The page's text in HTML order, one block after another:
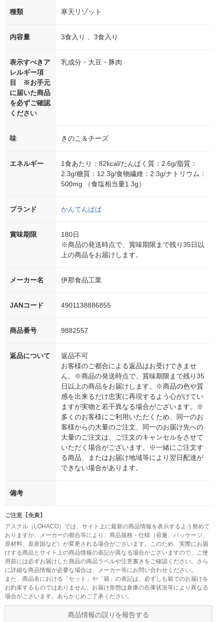
種類 寒天リゾット
内容量 3食入り 、3食入り
表示すべきア
レルギー項
目 ※お手元
に届いた商品
を必ずご確認
ください
乳成分・大豆・豚肉
味 きのこ＆チーズ
エネルギー
1食あたり：82kcal/たんぱく質：2.6g/脂質：
2.3g/糖質：12.3g/食物繊維：2.3g/ナトリウム：
500mg （食塩相当量1.3g）
ブランド かんてんぱぱ
賞味期限
180日
※商品の発送時点で、賞味期限まで残り35日以
上の商品をお届けします。
メーカー名 伊那食品工業
JANコード 4901138886855
商品番号 9882557
返品について
返品不可
お客様のご都合による返品はお受けできませ
ん。※商品の発送時点で、賞味期限まで残り35
日以上の商品をお届けします。※商品の色や質
感を出来るだけ忠実に再現するよう心がけてい
ますが実物と若干異なる場合がございます。※
多くのお客様にご利用いただくため、同一のお
客様からの大量のご注文、同一のお届け先への
大量のご注文は、ご注文のキャンセルをさせて
いただく場合がございます。※一緒にご注文す
る商品、またはお届け地域等により翌日配達が
できない場合があります。
備考
ご注意【免責】
アスクル（LOHACO）では、サイト上に最新の商品情報を表示するよう努めて
おりますが、メーカーの都合等により、商品規格・仕様（容量、パッケージ、
原材料、原産国など）が変更される場合がございます。このため、実際にお届
けする商品とサイト上の商品情報の表記が異なる場合がございますので、ご使
用前には必ずお届けした商品の商品ラベルや注意書きをご確認ください。さら
に詳細な商品情報が必要な場合は、メーカー等にお問い合わせください。
また、商品名における「セット」や「箱」の表記は、必ずしも箱でのお届けを
お約束するものではありません。お届け形態は倉庫の在庫状況等により異なる
場合がございます。あらかじめご了承ください。
商品情報の誤りを報告する